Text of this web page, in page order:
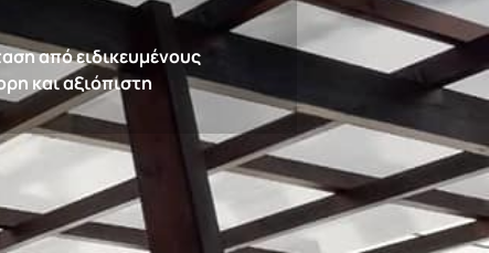
από ειδικευμένους
και αξιόπιστη